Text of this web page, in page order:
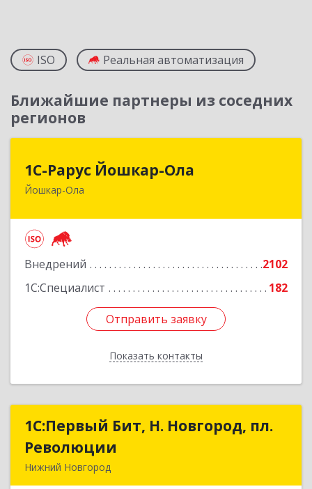
ISO Реальная автоматизация
Ближайшие партнеры из соседних
регионов
1С-Рарус Йошкар-Ола
Йошкар-Ола
Внедрений
2102
1С:Специалист
182
Отправить заявку
Показать контакты
424004, Марий Эл Респ, Йошкар-Ола г, Волкова
Отправить заявку
Назад
1С:Первый Бит, Н. Новгород, пл.
Революции
Нижний Новгород
1С:Первый Бит, Н. Новгород, пл.